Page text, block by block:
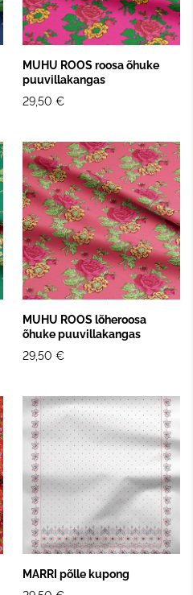
MUHU ROOS roosa õhuke
puuvillakangas
29,50 €
MUHU ROOS lõheroosa
õhuke puuvillakangas
29,50 €
MARRI põlle kupong